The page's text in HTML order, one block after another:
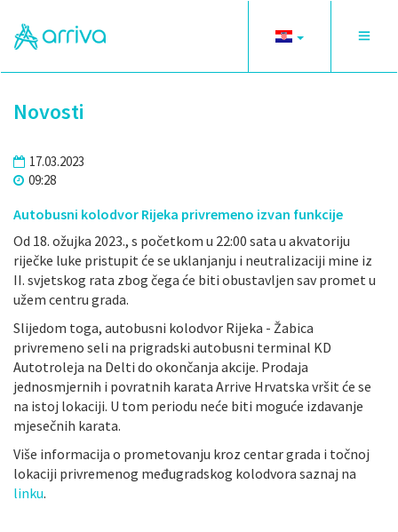
Toggle
Toggle
Novosti
17.03.2023
09:28
Autobusni kolodvor Rijeka privremeno izvan funkcije
Od 18. ožujka 2023., s početkom u 22:00 sata u akvatoriju
riječke luke pristupit će se uklanjanju i neutralizaciji mine iz
II. svjetskog rata zbog čega će biti obustavljen sav promet u
užem centru grada.
Slijedom toga, autobusni kolodvor Rijeka - Žabica
privremeno seli na prigradski autobusni terminal KD
Autotroleja na Delti do okončanja akcije. Prodaja
jednosmjernih i povratnih karata Arrive Hrvatska vršit će se
na istoj lokaciji. U tom periodu neće biti moguće izdavanje
mjesečnih karata.
Više informacija o prometovanju kroz centar grada i točnoj
lokaciji privremenog međugradskog kolodvora saznaj na
linku.